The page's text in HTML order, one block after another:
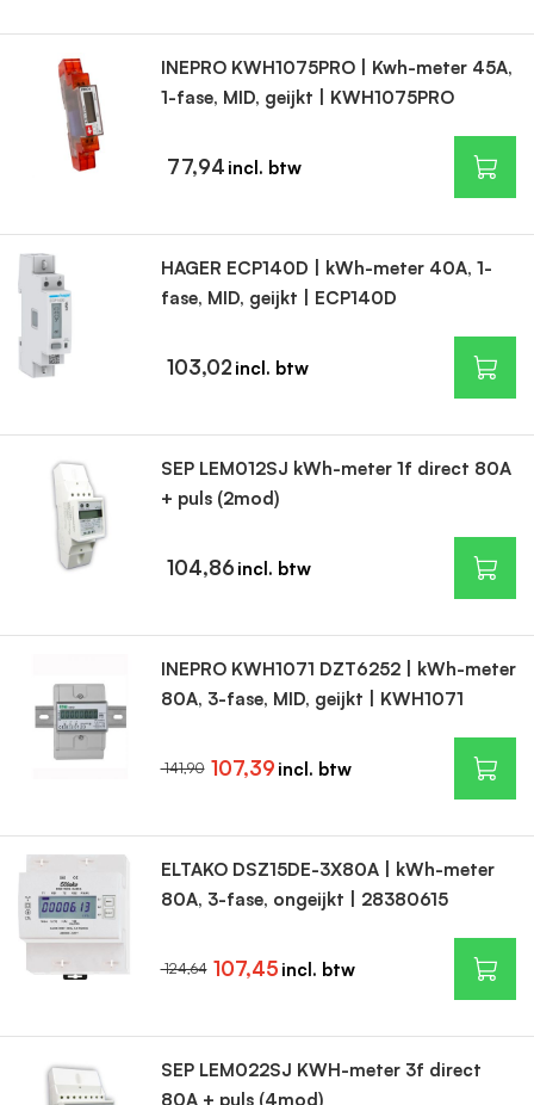
INEPRO KWH1075PRO | Kwh-meter 45A,
1-fase, MID, geijkt | KWH1075PRO
77,94
HAGER ECP140D | kWh-meter 40A, 1-
fase, MID, geijkt | ECP140D
103,02
SEP LEM012SJ kWh-meter 1f direct 80A
+ puls (2mod)
104,86
INEPRO KWH1071 DZT6252 | kWh-meter
80A, 3-fase, MID, geijkt | KWH1071
107,39
141,90
ELTAKO DSZ15DE-3X80A | kWh-meter
80A, 3-fase, ongeijkt | 28380615
107,45
124,64
SEP LEM022SJ KWH-meter 3f direct
80A + puls (4mod)